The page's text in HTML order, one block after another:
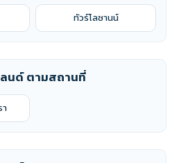
ทัวร์โลซานน์
นด์ ตามสถานที่